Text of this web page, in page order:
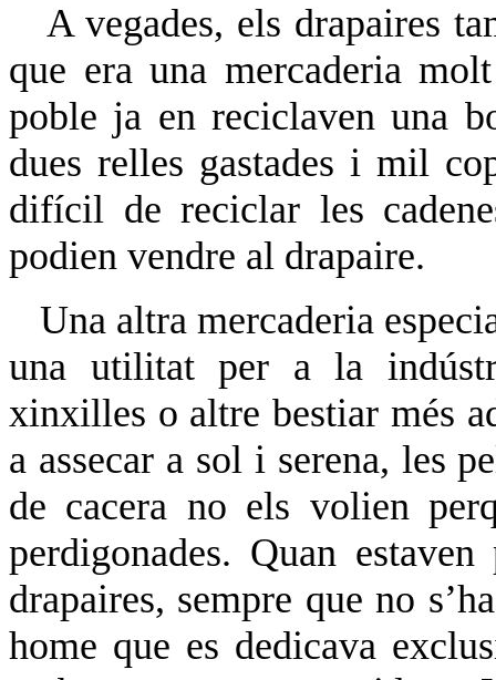
A vegades, els drapaires
que era una mercaderia
poble ja en reciclaven una
dues relles gastades i mil
difícil de reciclar les
podien vendre al drapaire.
Una altra mercaderia
una utilitat per a la
xinxilles o altre bestiar més
a assecar a sol i serena, les
de cacera no els volien
perdigonades. Quan
drapaires, sempre que no
home que es dedicava